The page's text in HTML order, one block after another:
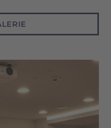
befindet sich in
Hotel Hamburg
160 Stellplätze
parken. Am
Hotel
Frühstück